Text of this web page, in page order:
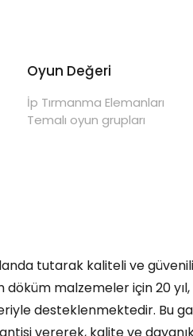
Oyun Değeri
İp Tırmanma Elemanları
Temalı oyun grupları
tutarak kaliteli ve
malzemeler için 20
desteklenmektedir. Bu